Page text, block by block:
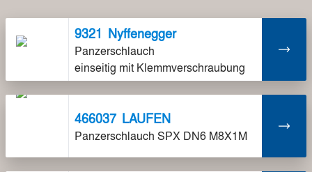
9321 Nyffenegger
Panzerschlauch
einseitig mit Klemmverschraubung
466037 LAUFEN
Panzerschlauch SPX DN6 M8X1M